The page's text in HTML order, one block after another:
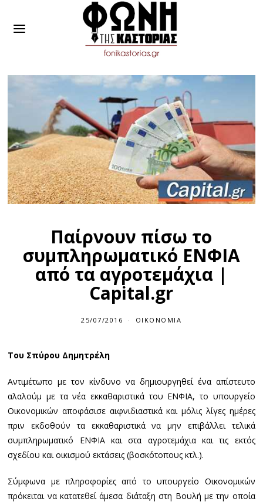
Παίρνουν πίσω το
συμπληρωματικό ΕΝΦΙΑ
από τα αγροτεμάχια |
Capital.gr
25/07/2016
0
6
ΟΙΚΟΝΟΜΊΑ
Του Σπύρου Δημητρέλη
Αντιμέτωπο με τον κίνδυνο να δημιουργηθεί ένα απίστευτο
αλαλούμ με τα νέα εκκαθαριστικά του ΕΝΦΙΑ, το υπουργείο
Οικονομικών αποφάσισε αιφνιδιαστικά και μόλις λίγες ημέρες
πριν εκδοθούν τα εκκαθαριστικά να μην επιβάλλει τελικά
συμπληρωματικό ΕΝΦΙΑ και στα αγροτεμάχια και τις εκτός
σχεδίου και οικισμού εκτάσεις (βοσκότοπους κτλ.).
Σύμφωνα με πληροφορίες από το υπουργείο Οικονομικών
πρόκειται να κατατεθεί άμεσα διάταξη στη Βουλή με την οποία